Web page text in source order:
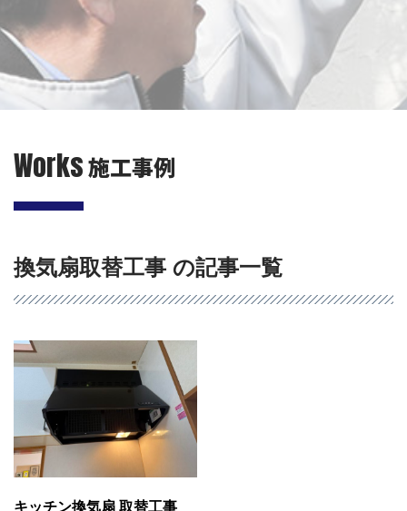
選ばれる理由
施工事例
リフォームQ&A
Works施工事例
換気扇取替工事 の記事一覧
キッチン換気扇 取替工事